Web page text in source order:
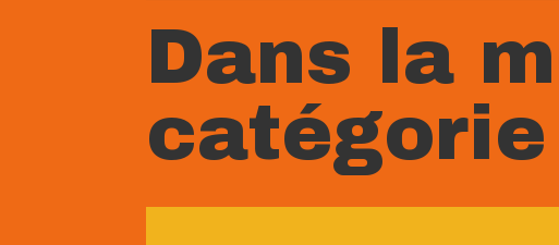
Dans la
catégorie